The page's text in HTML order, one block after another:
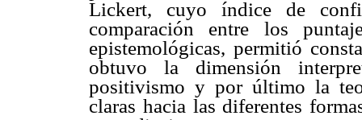
Lickert, cuyo índice de
comparación entre los
epistemológicas, permitió
obtuvo la dimensión
positivismo y por último la
claras hacia las diferentes